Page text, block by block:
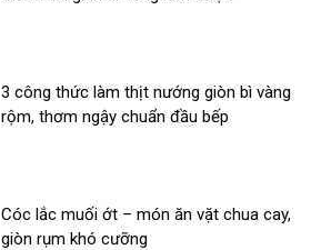
3 công thức làm thịt nướng giòn bì vàng
rộm, thơm ngậy chuẩn đầu bếp
Cóc lắc muối ớt – món ăn vặt chua cay,
giòn rụm khó cưỡng